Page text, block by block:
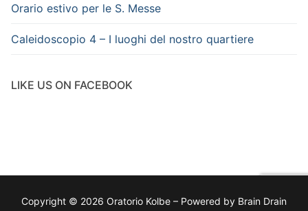
Orario estivo per le S. Messe
Caleidoscopio 4 – I luoghi del nostro quartiere
LIKE US ON FACEBOOK
Copyright © 2026 Oratorio Kolbe – Powered by Brain Drain